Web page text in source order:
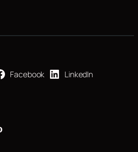
Facebook LinkedIn